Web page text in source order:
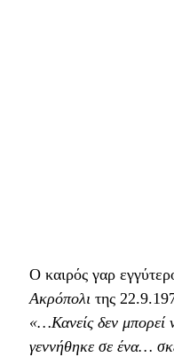
Ο καιρός γαρ
Ακρόπολι της
«…Κανείς δεν μπορεί
γεννήθηκε σε ένα…